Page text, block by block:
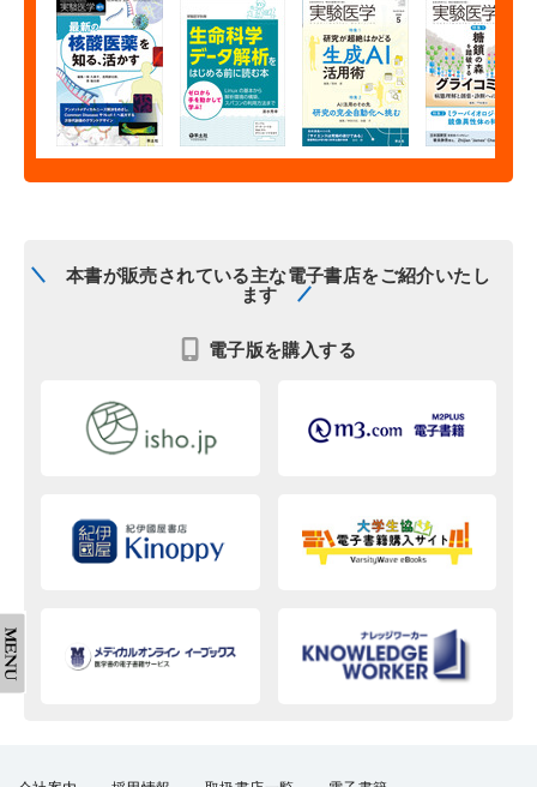
本書が販売されている主な電子書店をご紹介いたし
ます
電子版を購入する